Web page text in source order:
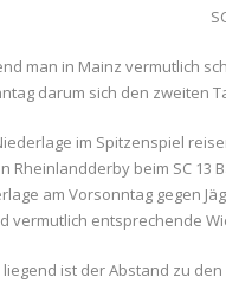
man in Mainz vermutlich
darum sich den zweiten
im Spitzenspiel
Rheinlandderby beim SC
am Vorsonntag gegen
vermutlich entsprechende
liegend ist der Abstand zu